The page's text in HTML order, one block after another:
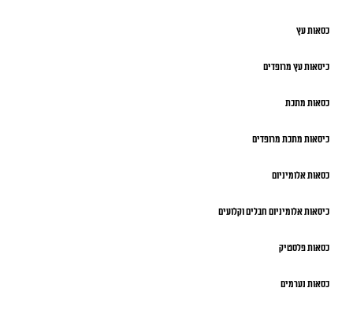
כסאות עץ
כיסאות עץ מרופדים
כסאות מתכת
כיסאות מתכת מרופדים
כסאות אלומיניום
כיסאות אלומיניום חבלים וקלועים
כסאות פלסטיק
כסאות נערמים